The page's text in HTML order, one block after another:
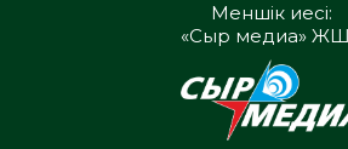
Меншік иесі:
«Сыр медиа»